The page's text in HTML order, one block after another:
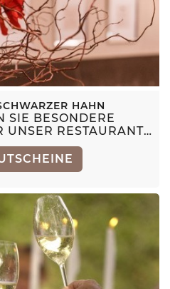
HAHN
SIE BESONDERE
UNSER RESTAURANT
HAHN